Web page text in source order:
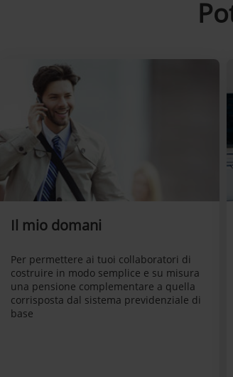
Il mio domani
Per permettere ai tuoi collaboratori di
costruire in modo semplice e su misura
una pensione complementare a quella
corrisposta dal sistema previdenziale di
base